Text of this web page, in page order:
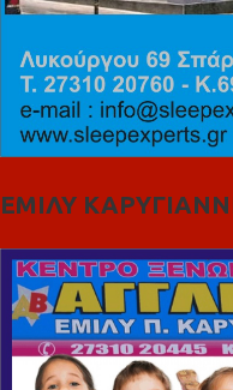
ΕΜΙΛΥ